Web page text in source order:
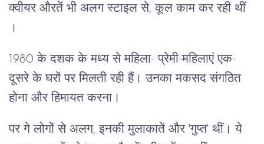
क्वीयर औरतें भी अलग स्टाइल से, कूल काम कर रही थीं
।
1980 के दशक के मध्य से महिला- प्रेमी-महिलाएं एक-
दूसरे के घरों पर मिलती रही हैं। उनका मकसद संगठित
होना और हिमायत करना।
पर गे लोगों से अलग, इनकी मुलाकातें और 'गुप्त' थीं। ये